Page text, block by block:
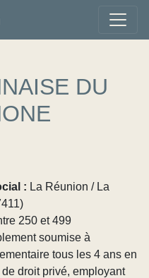
DU
: La Réunion / La
250 et 499
soumise à
tous les 4 ans en
droit privé, employant